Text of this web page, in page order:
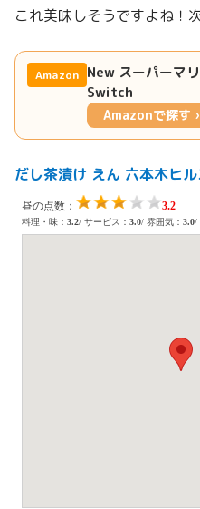
これ美味しそうですよね！
Amazon New スーパーマ
Switch
Amazonで探す ›
だし茶漬け えん 六本木ヒ